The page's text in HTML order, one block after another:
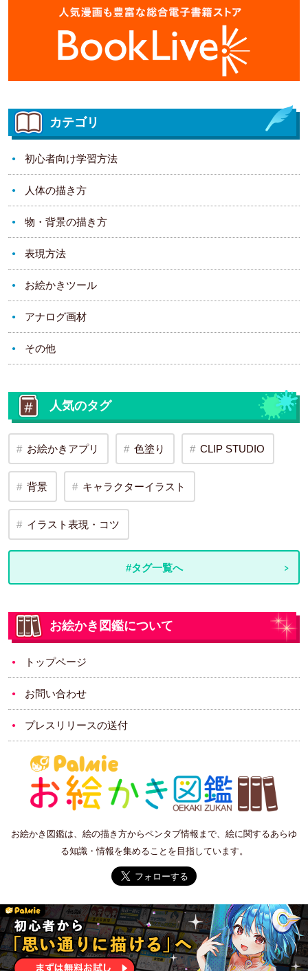
カテゴリ
初心者向け学習方法
人体の描き方
物・背景の描き方
表現方法
お絵かきツール
アナログ画材
その他
人気のタグ
お絵かきアプリ 色塗り CLIP STUDIO
背景 キャラクターイラスト
イラスト表現・コツ
#タグ一覧へ
お絵かき図鑑について
トップページ
お問い合わせ
プレスリリースの送付
お絵かき図鑑は、絵の描き方からペンタブ情報まで、絵に関するあらゆ
る知識・情報を集めることを目指しています。